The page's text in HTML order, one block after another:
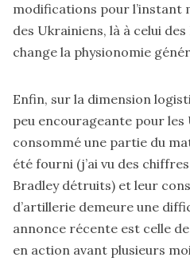
modifications pour l’instant
des Ukrainiens, là à celui des
change la physionomie
Enfin, sur la dimension
peu encourageante pour les
consommé une partie du
été fourni (j’ai vu des
Bradley détruits) et leur
d’artillerie demeure une
annonce récente est celle
en action avant plusieurs